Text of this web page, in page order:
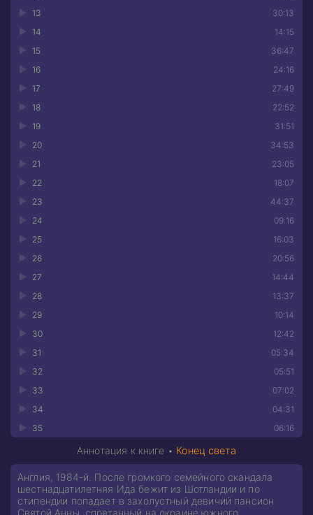
30:13
13
14:15
14
36:47
15
24:16
16
27:49
17
22:52
18
31:51
19
34:53
20
23:05
21
18:07
22
44:37
23
09:16
24
16:03
25
20:56
26
14:44
27
13:37
28
10:14
29
12:42
30
05:34
31
05:51
32
07:02
33
04:31
34
06:16
35
Аннотация к книге • Конец света
Англия, 1984-й. После громкого семейного скандала
шестнадцатилетняя Ида бежит из Шотландии и по
стипендии попадает в захолустный девичий пансион
Святой Анны, спрятанный на окраине южного